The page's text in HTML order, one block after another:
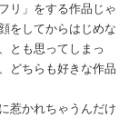
リ」をする作品じゃ
をしてからはじめな
とも思ってしまっ
どちらも好きな作品
惹かれちゃうんだけ